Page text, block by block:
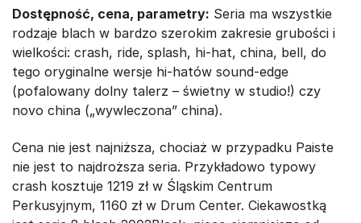
Dostępność, cena, parametry: Seria ma wszystkie
rodzaje blach w bardzo szerokim zakresie grubości i
wielkości: crash, ride, splash, hi-hat, china, bell, do
tego oryginalne wersje hi-hatów sound-edge
(pofalowany dolny talerz – świetny w studio!) czy
novo china („wywleczona” china).
Cena nie jest najniższa, chociaż w przypadku Paiste
nie jest to najdroższa seria. Przykładowo typowy
crash kosztuje 1219 zł w Śląskim Centrum
Perkusyjnym, 1160 zł w Drum Center. Ciekawostką